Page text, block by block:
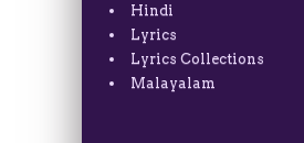
Hindi
Lyrics
Lyrics Collections
Malayalam